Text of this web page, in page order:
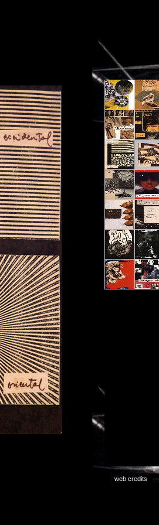
web credits